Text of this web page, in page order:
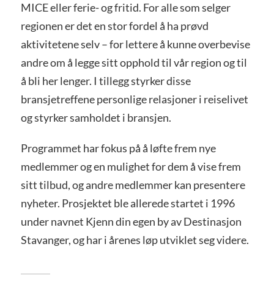
MICE eller ferie- og fritid. For alle som selger
regionen er det en stor fordel å ha prøvd
aktivitetene selv – for lettere å kunne overbevise
andre om å legge sitt opphold til vår region og til
å bli her lenger. I tillegg styrker disse
bransjetreffene personlige relasjoner i reiselivet
og styrker samholdet i bransjen.
Programmet har fokus på å løfte frem nye
medlemmer og en mulighet for dem å vise frem
sitt tilbud, og andre medlemmer kan presentere
nyheter. Prosjektet ble allerede startet i 1996
under navnet Kjenn din egen by av Destinasjon
Stavanger, og har i årenes løp utviklet seg videre.